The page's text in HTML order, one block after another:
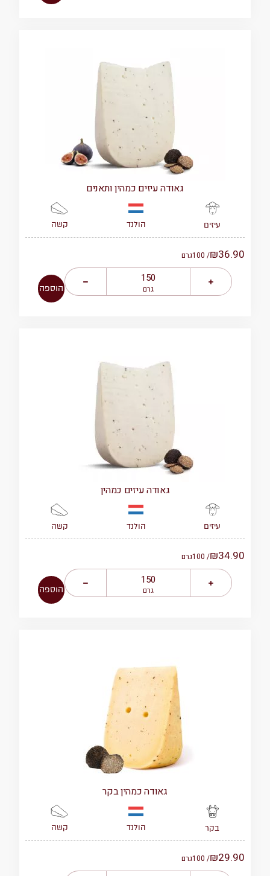
גאודה עיזים כמהין ותאנים
עיזים הולנד קשה
₪36.90
/ 100 גרם
גרם הוספה
גאודה עיזים כמהין
עיזים הולנד קשה
₪34.90
/ 100 גרם
גרם הוספה
גאודה כמהין בקר
בקר הולנד קשה
₪29.90
/ 100 גרם